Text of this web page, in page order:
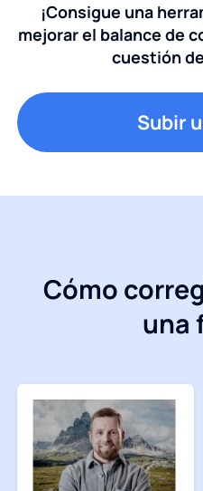
¡Consigue una
mejorar el balance de
cuestión
Subir
Cómo
una